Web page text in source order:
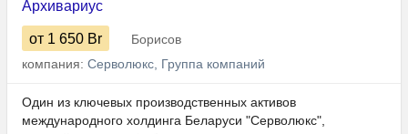
Архивариус
от 1 650 Br
Борисов
компания: Серволюкс, Группа компаний
Один из ключевых производственных активов
международного холдинга Беларуси "Серволюкс",